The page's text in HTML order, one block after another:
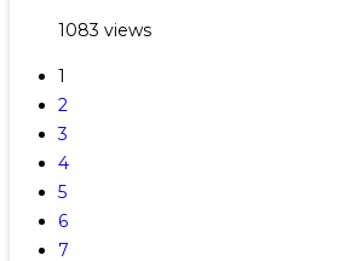
1083 views
1
2
3
4
5
6
7